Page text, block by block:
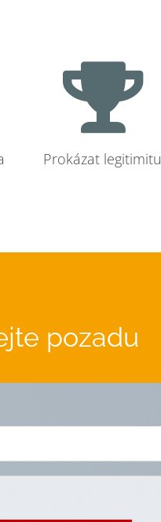
Prokázat legitimitu
pozadu